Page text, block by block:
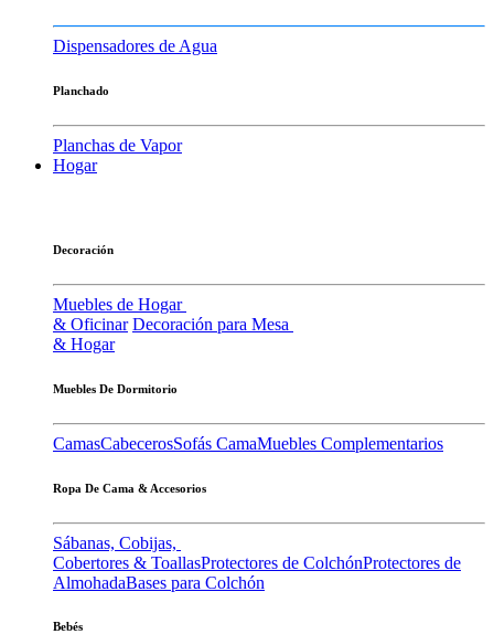
Dispensadores de Agua
Planchado
Planchas de Vapor
Hogar
Decoración
Muebles de Hogar
& Oficinar Decoración para Mesa
& Hogar
Muebles De Dormitorio
CamasCabecerosSofás CamaMuebles Complementarios
Ropa De Cama & Accesorios
Sábanas, Cobijas,
Cobertores & ToallasProtectores de ColchónProtectores de
AlmohadaBases para Colchón
Bebés